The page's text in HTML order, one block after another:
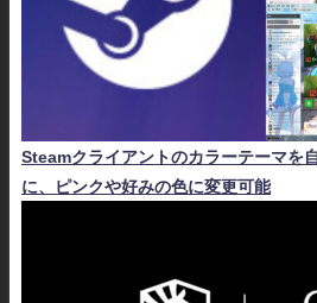
Steamクライアントのカラーテーマを
に、ピンクや好みの色に変更可能